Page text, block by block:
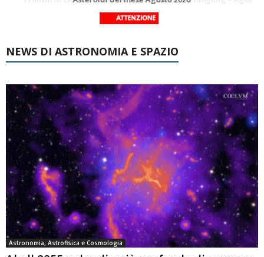
NEWS DI ASTRONOMIA E SPAZIO
Astronomia, Astrofisica e Cosmologia